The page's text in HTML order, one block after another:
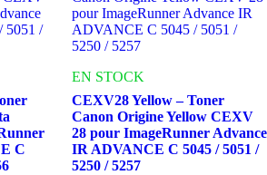
C
EN STOCK
CEXV28 Yellow – Toner
Canon Origine Yellow CEXV
28 pour ImageRunner Advance
IR ADVANCE C 5045 / 5051 /
5250 / 5257